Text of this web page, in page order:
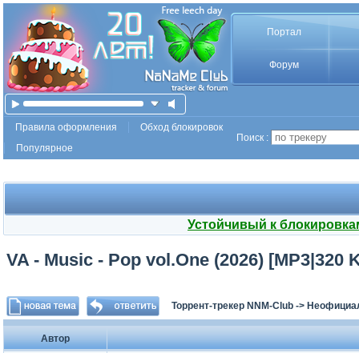
Портал
Форум
Правила оформления
Обход блокировок
Популярное
Поиск :
Устойчивый к
VA - Music - Pop vol.One (2026) [MP3|320
Торрент-трекер NNM-Club ->
Автор